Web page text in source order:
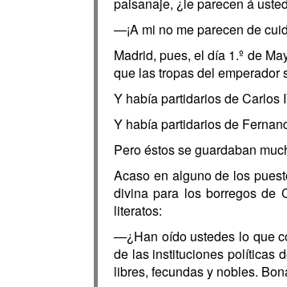
—¡A mi no me parecen de
Madrid, pues, el día 1.º de
que las tropas del emperador
Y había partidarios de Carlos
Y había partidarios de
Pero éstos se guardaban
Acaso en alguno de los
divina para los borregos de
literatos:
—¿Han oído ustedes lo que
de las instituciones políticas
libres, fecundas y nobles.